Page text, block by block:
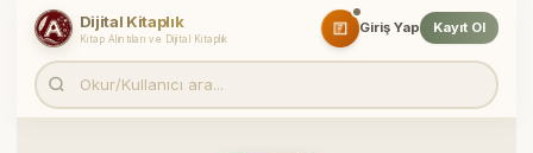
Dijital Kitaplık
Kitap Alıntıları ve Dijital Kitaplık
Giriş Yap Kayıt Ol